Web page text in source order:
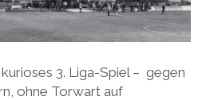
3. Liga-Spiel – gegen
ohne Torwart auf